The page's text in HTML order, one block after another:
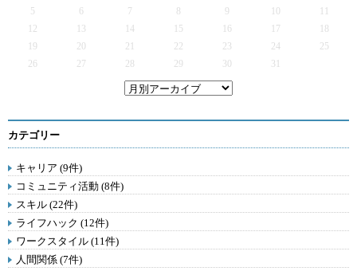
5
6 7 9
12
13 14 15 16 17
19
20 21 22 23 24
25
26
27 28 29 30 31
カテゴリー
キャリア (9件)
コミュニティ活動 (8件)
スキル (22件)
ライフハック (12件)
ワークスタイル (11件)
人間関係 (7件)